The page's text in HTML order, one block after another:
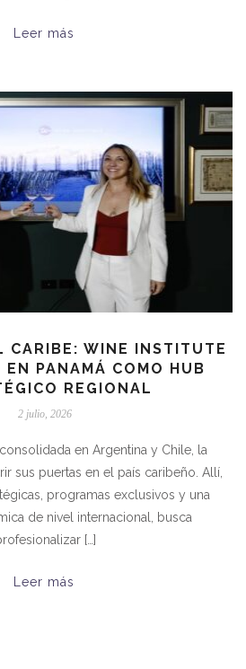
Leer más
CARIBE: WINE INSTITUTE
EN PANAMÁ COMO HUB
REGIONAL
2 julio, 2026
en Argentina y Chile, la
sus puertas en el país caribeño. Allí,
programas exclusivos y una
de nivel internacional, busca
[…]
Leer más